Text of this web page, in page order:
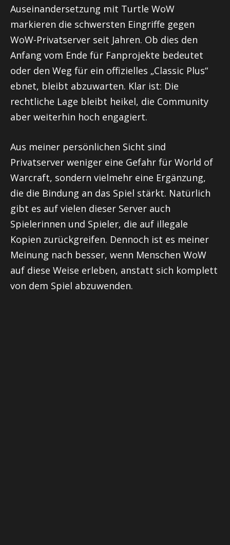
Auseinandersetzung mit Turtle WoW
markieren die schwersten Eingriffe gegen
WoW-Privatserver seit Jahren. Ob dies den
Anfang vom Ende für Fanprojekte bedeutet
oder den Weg für ein offizielles „Classic Plus“
ebnet, bleibt abzuwarten. Klar ist: Die
rechtliche Lage bleibt heikel, die Community
aber weiterhin hoch engagiert.
Aus meiner persönlichen Sicht sind
Privatserver weniger eine Gefahr für World of
Warcraft, sondern vielmehr eine Ergänzung,
die die Bindung an das Spiel stärkt. Natürlich
gibt es auf vielen dieser Server auch
Spielerinnen und Spieler, die auf illegale
Kopien zurückgreifen. Dennoch ist es meiner
Meinung nach besser, wenn Menschen WoW
auf diese Weise erleben, anstatt sich komplett
von dem Spiel abzuwenden.